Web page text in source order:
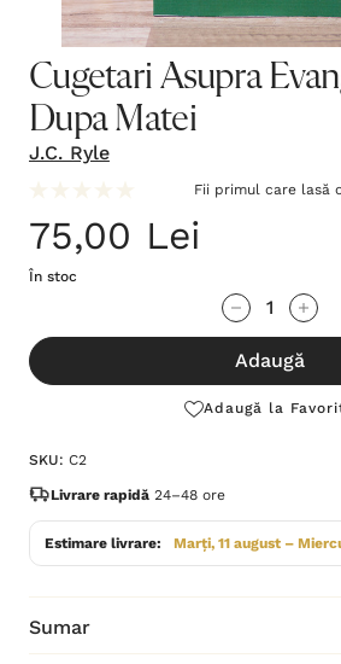
Cugetari Asupra
Dupa Matei
J.C. Ryle
Fii primul care lasă
75,00 Lei
În stoc
te!
Stocul
Adaugă
Adaugă la
SKU: C2
Livrare rapidă 24–48 ore
Estimare livrare: Marți, 11 august –
Sumar